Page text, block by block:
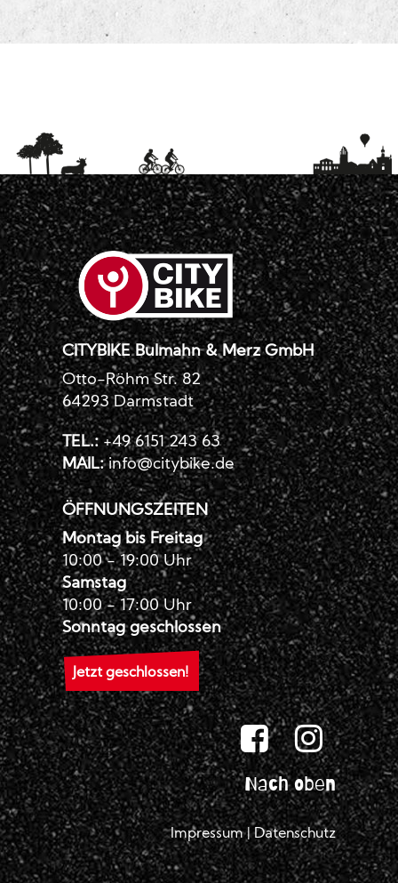
CITYBIKE Bulmahn & Merz GmbH
Otto-Röhm Str. 82
64293 Darmstadt
TEL.:+49 6151 243 63
MAIL: info@citybike.de
ÖFFNUNGSZEITEN
Montag bis Freitag
10:00 - 19:00 Uhr
Samstag
10:00 - 17:00 Uhr
Sonntag geschlossen
Jetzt geschlossen!
Nach oben
Impressum|Datenschutz